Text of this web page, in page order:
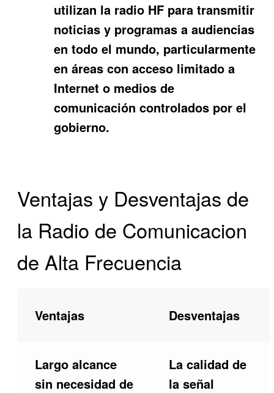
utilizan la radio HF para transmitir
noticias y programas a audiencias
en todo el mundo, particularmente
en áreas con acceso limitado a
Internet o medios de
comunicación controlados por el
gobierno.
Ventajas y Desventajas de
la Radio de Comunicacion
de Alta Frecuencia
Ventajas Desventajas
Largo alcance
sin necesidad de
La calidad de
la señal